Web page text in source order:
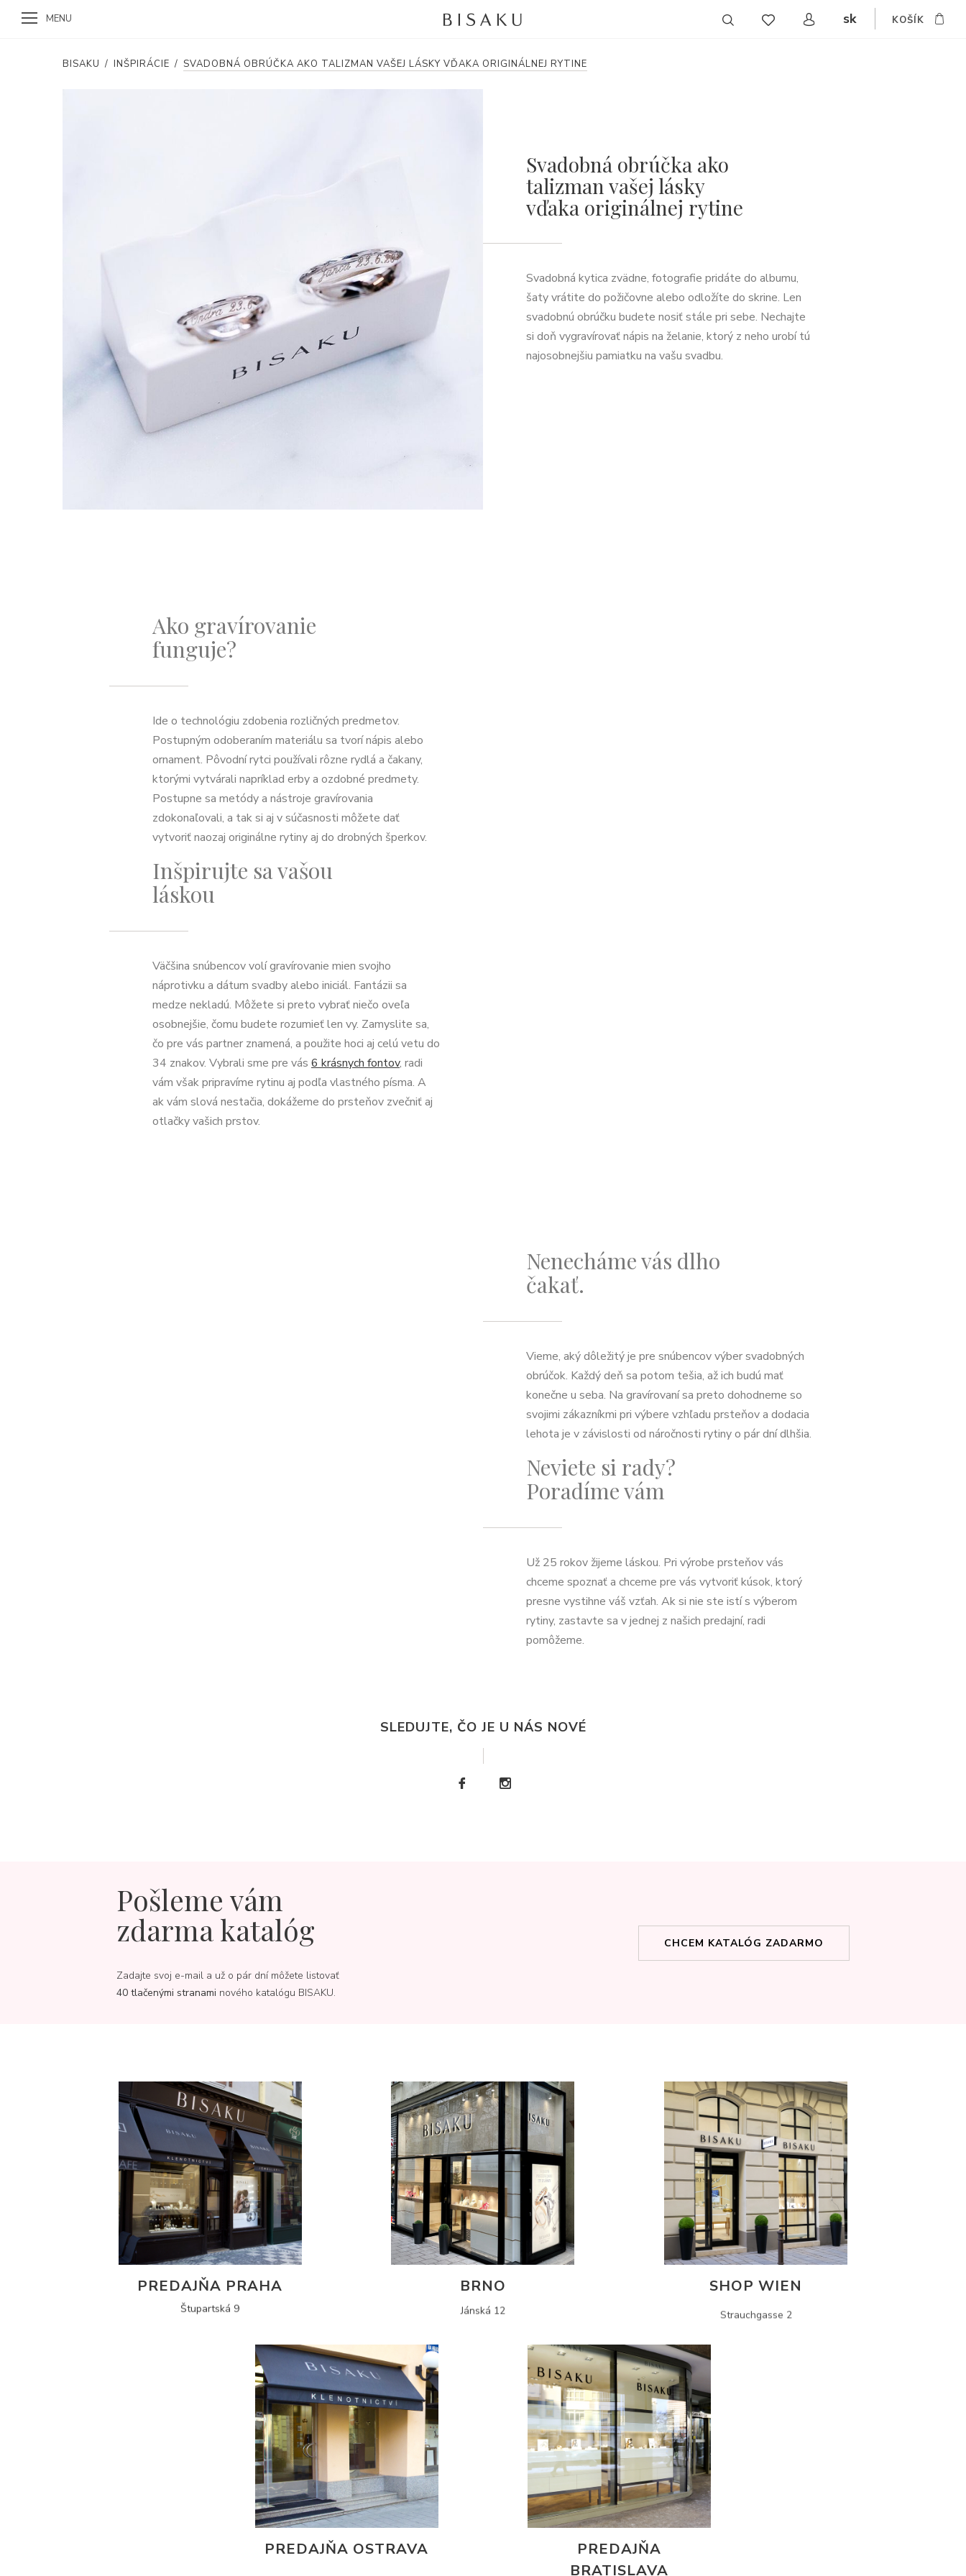
MENU sk KOŠÍK
BISAKU / INŠPIRÁCIE / SVADOBNÁ OBRÚČKA AKO TALIZMAN VAŠEJ LÁSKY VĎAKA ORIGINÁLNEJ RYTINE
Svadobná obrúčka ako
talizman vašej lásky
vďaka originálnej rytine
Svadobná kytica zvädne, fotografie pridáte do albumu,
šaty vrátite do požičovne alebo odložíte do skrine. Len
svadobnú obrúčku budete nosiť stále pri sebe. Nechajte
si doň vygravírovať nápis na želanie, ktorý z neho urobí tú
najosobnejšiu pamiatku na vašu svadbu.
Ako gravírovanie
funguje?
Ide o technológiu zdobenia rozličných predmetov.
Postupným odoberaním materiálu sa tvorí nápis alebo
ornament. Pôvodní rytci používali rôzne rydlá a čakany,
ktorými vytvárali napríklad erby a ozdobné predmety.
Postupne sa metódy a nástroje gravírovania
zdokonaľovali, a tak si aj v súčasnosti môžete dať
vytvoriť naozaj originálne rytiny aj do drobných šperkov.
Inšpirujte sa vašou
láskou
Väčšina snúbencov volí gravírovanie mien svojho
náprotivku a dátum svadby alebo iniciál. Fantázii sa
medze nekladú. Môžete si preto vybrať niečo oveľa
osobnejšie, čomu budete rozumieť len vy. Zamyslite sa,
čo pre vás partner znamená, a použite hoci aj celú vetu do
34 znakov. Vybrali sme pre vás 6 krásnych fontov, radi
vám však pripravíme rytinu aj podľa vlastného písma. A
ak vám slová nestačia, dokážeme do prsteňov zvečniť aj
otlačky vašich prstov.
Nenecháme vás dlho
čakať.
Vieme, aký dôležitý je pre snúbencov výber svadobných
obrúčok. Každý deň sa potom tešia, až ich budú mať
konečne u seba. Na gravírovaní sa preto dohodneme so
svojimi zákazníkmi pri výbere vzhľadu prsteňov a dodacia
lehota je v závislosti od náročnosti rytiny o pár dní dlhšia.
Neviete si rady?
Poradíme vám
Už 25 rokov žijeme láskou. Pri výrobe prsteňov vás
chceme spoznať a chceme pre vás vytvoriť kúsok, ktorý
presne vystihne váš vzťah. Ak si nie ste istí s výberom
rytiny, zastavte sa v jednej z našich predajní, radi
pomôžeme.
SLEDUJTE, ČO JE U NÁS NOVÉ
Pošleme vám
zdarma katalóg
Zadajte svoj e-mail a už o pár dní môžete listovať
40 tlačenými stranami nového katalógu BISAKU.
CHCEM KATALÓG ZADARMO
PREDAJŇA PRAHA
Štupartská 9
BRNO
Jánská 12
SHOP WIEN
Strauchgasse 2
PREDAJŇA OSTRAVA
PREDAJŇA
BRATISLAVA